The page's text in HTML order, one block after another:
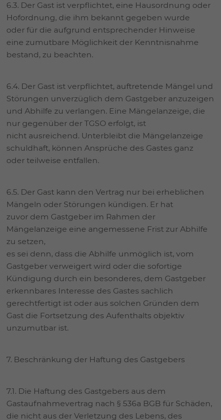
6.3. Der Gast ist verpflichtet, eine Hausordnung oder
Hofordnung, die ihm bekannt gegeben wurde
oder für die aufgrund entsprechender Hinweise
eine zumutbare Möglichkeit der Kenntnisnahme
bestand, zu beachten.
6.4. Der Gast ist verpflichtet, auftretende Mängel und
Störungen unverzüglich dem Gastgeber anzuzeigen
und Abhilfe zu verlangen. Eine Mängelanzeige, die
nur gegenüber der TGSO erfolgt, ist
nicht ausreichend. Unterbleibt die Mängelanzeige
schuldhaft, können Ansprüche des Gastes ganz
oder teilweise entfallen.
6.5. Der Gast kann den Vertrag nur bei erheblichen
Mängeln oder Störungen kündigen. Er hat
zuvor dem Gastgeber im Rahmen der
Mängelanzeige eine angemessene Frist zur Abhilfe
zu setzen,
es sei denn, dass die Abhilfe unmöglich ist, vom
Gastgeber verweigert wird oder die sofortige
Kündigung durch ein besonderes, dem Gastgeber
erkennbares Interesse des Gastes sachlich
gerechtfertigt ist oder aus solchen Gründen dem
Gast die Fortsetzung des Aufenthalts objektiv
unzumutbar ist.
7. Beschränkung der Haftung des Gastgebers
7.1. Die Haftung des Gastgebers aus dem
Gastaufnahmevertrag nach § 536a BGB für Schäden,
die nicht aus der Verletzung des Lebens, des